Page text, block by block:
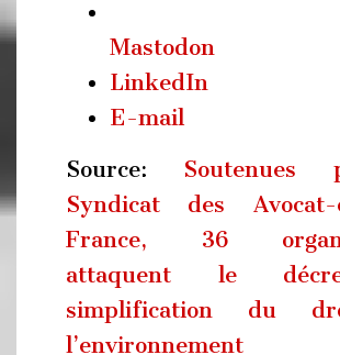
Mastodon
LinkedIn
E-mail
Source:
Syndicat des
France, 36
attaquent le
simplification du
l’environnement